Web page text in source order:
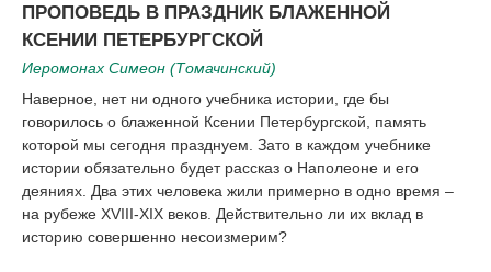
ПРОПОВЕДЬ В ПРАЗДНИК БЛАЖЕННОЙ
КСЕНИИ ПЕТЕРБУРГСКОЙ
Иеромонах Симеон (Томачинский)
Наверное, нет ни одного учебника истории, где бы
говорилось о блаженной Ксении Петербургской, память
которой мы сегодня празднуем. Зато в каждом учебнике
истории обязательно будет рассказ о Наполеоне и его
деяниях. Два этих человека жили примерно в одно время –
на рубеже XVIII-XIX веков. Действительно ли их вклад в
историю совершенно несоизмерим?